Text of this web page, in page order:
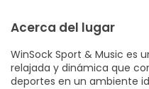
Acerca del lugar
WinSock Sport & Music es
relajada y dinámica que
deportes en un ambiente